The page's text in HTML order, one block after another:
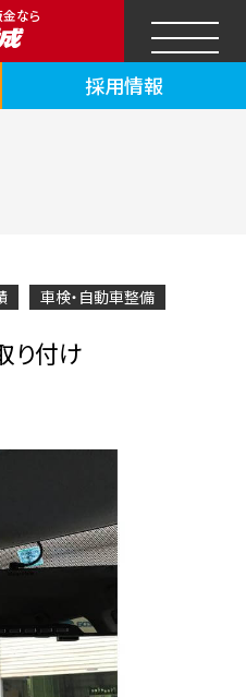
金なら
採用情報
車検・自動車整備
り付け